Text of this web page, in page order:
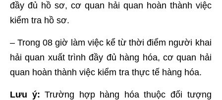
đầy đủ hồ sơ, cơ quan hải quan hoàn thành việc
kiểm tra hồ sơ.
– Trong 08 giờ làm việc kể từ thời điểm người khai
hải quan xuất trình đầy đủ hàng hóa, cơ quan hải
quan hoàn thành việc kiểm tra thực tế hàng hóa.
Lưu ý: Trường hợp hàng hóa thuộc đối tượng